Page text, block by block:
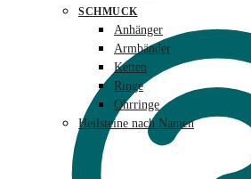
SCHMUCK
Anhänger
Armbänder
Ketten
Ringe
Ohrringe
Heilsteine nach Namen